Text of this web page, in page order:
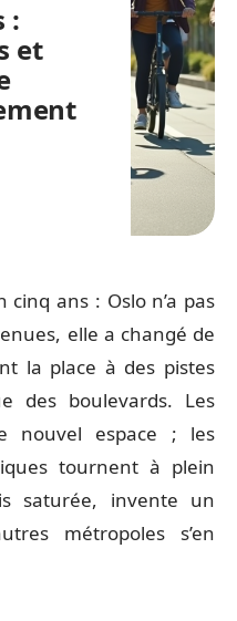
:
et
ans : Oslo n’a pas
elle a changé de
la place à des pistes
des boulevards. Les
nouvel espace ; les
tournent à plein
saturée, invente un
métropoles s’en